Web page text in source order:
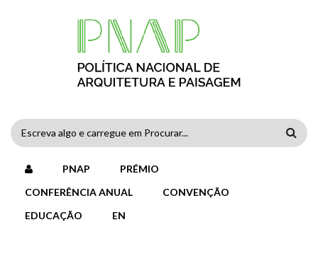
FORMULÁRIO
DE
PESQUISA
PNAP
PRÉMIO
CONFERÊNCIA ANUAL
CONVENÇÃO
EDUCAÇÃO
EN